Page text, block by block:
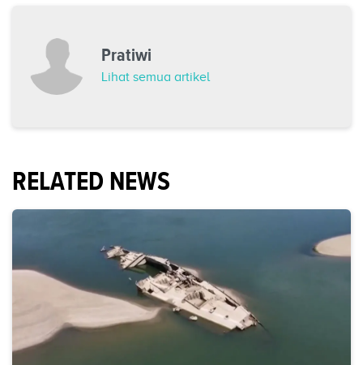
Pratiwi
Lihat semua artikel
RELATED NEWS